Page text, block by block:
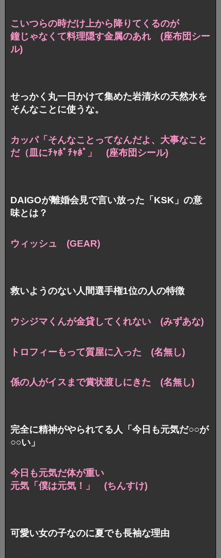
こいつらの時だけ上から降りてくるのが
鐘じゃなくて料理隠す金属のあれ (座布団シー
ル)
せっかく丸一日かけて集めた岩清水の天然水を
そんなことに使うな。
カッパ「そんなことってなんだよ、 大事なこと
だ（皿にﾁｬﾎﾟﾁｬﾎﾟ」 (座布団シール)
DAIGOが離婚会見で言い放った「KSK」の意
味とは？
ウィッシュ (GEAR)
救いようのない人間選手権1位の人の特徴
ウシジマくんが金貸してくれない (みずあな)
トロフィーもって質屋に入った (名無し)
係の人がイスまで賞状渡しにきた (名無し)
完全に精神がやられてる人「今日も元気だ○○が
○○い」
今日も元気だ体が重い
元気「僕は元気！」 (ちんすけ)
可愛い女の子なのに夏でも長袖な理由